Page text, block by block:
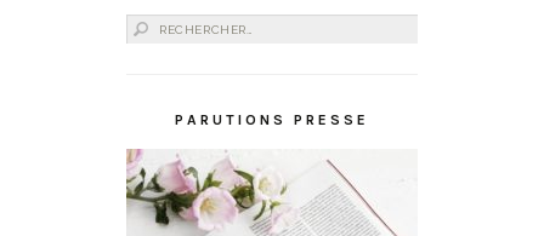
Rechercher :
PARUTIONS PRESSE